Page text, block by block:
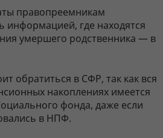
правопреемникам
информацией, где находятся
умершего родственника — в
обратиться в СФР, так как вся
накоплениях имеется
фонда, даже если
в НПФ.